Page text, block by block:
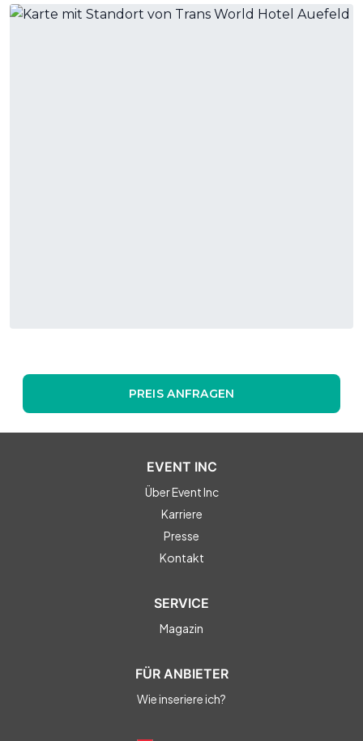
PREIS ANFRAGEN
EVENT INC
Über Event Inc
Karriere
Presse
Kontakt
SERVICE
Magazin
FÜR ANBIETER
Wie inseriere ich?